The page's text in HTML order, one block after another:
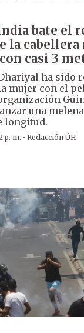
bate el
la cabellera
casi 3
ha sido
mujer con el
una melena
longitud.
p. m. ·Redacción ÚH